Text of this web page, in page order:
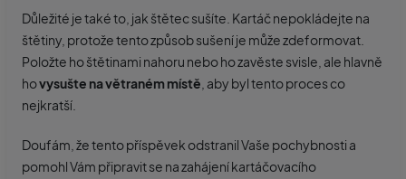
Důležité je také to, jak štětec sušíte. Kartáč nepokládejte na
štětiny, protože tento způsob sušení je může zdeformovat.
Položte ho štětinami nahoru nebo ho zavěste svisle, ale hlavně
hovysušte na větraném místě , aby byl tento proces co
nejkratší.
Doufám, že tento příspěvek odstranil Vaše pochybnosti a
pomohl Vám připravit se na zahájení kartáčovacího